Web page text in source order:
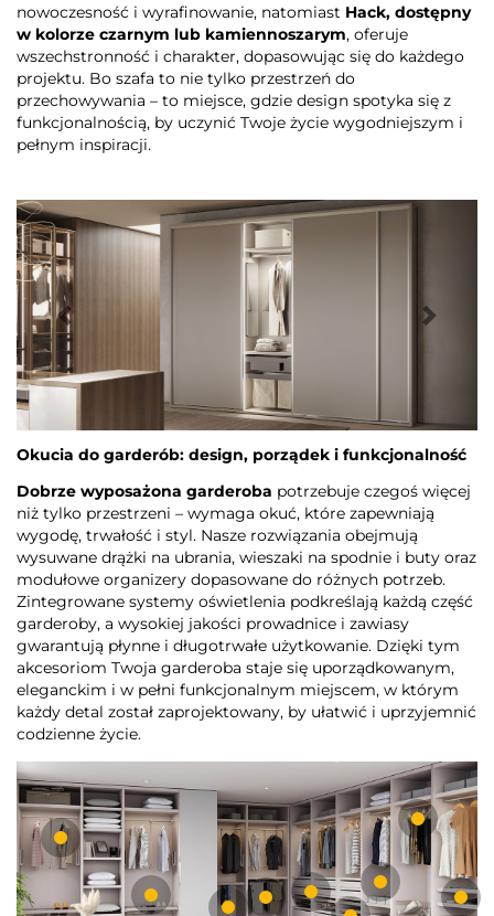
nowoczesność i wyrafinowanie, natomiast Hack, dostępny
w kolorze czarnym lub kamiennoszarym, oferuje
wszechstronność i charakter, dopasowując się do każdego
projektu. Bo szafa to nie tylko przestrzeń do
przechowywania – to miejsce, gdzie design spotyka się z
funkcjonalnością, by uczynić Twoje życie wygodniejszym i
pełnym inspiracji.
Okucia do garderób: design, porządek i funkcjonalność
Dobrze wyposażona garderoba potrzebuje czegoś więcej
niż tylko przestrzeni – wymaga okuć, które zapewniają
wygodę, trwałość i styl. Nasze rozwiązania obejmują
wysuwane drążki na ubrania, wieszaki na spodnie i buty oraz
modułowe organizery dopasowane do różnych potrzeb.
Zintegrowane systemy oświetlenia podkreślają każdą część
garderoby, a wysokiej jakości prowadnice i zawiasy
gwarantują płynne i długotrwałe użytkowanie. Dzięki tym
akcesoriom Twoja garderoba staje się uporządkowanym,
eleganckim i w pełni funkcjonalnym miejscem, w którym
każdy detal został zaprojektowany, by ułatwić i uprzyjemnić
codzienne życie.